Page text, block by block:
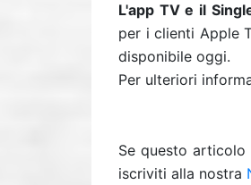
L'app TV e il
per i clienti Apple
disponibile oggi.
Per ulteriori
Se questo
iscriviti alla nostra